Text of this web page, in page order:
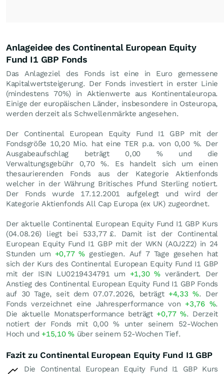
Anlageidee des Continental European Equity
Fund I1 GBP Fonds
Das Anlageziel des Fonds ist eine in Euro gemessene
Kapitalwertsteigerung. Der Fonds investiert in erster Linie
(mindestens 70%) in Aktienwerte aus Kontinentaleuropa.
Einige der europäischen Länder, insbesondere in Osteuropa,
werden derzeit als Schwellenmärkte angesehen.
Der Continental European Equity Fund I1 GBP mit der
Fondsgröße 10,20 Mio. hat eine TER p.a. von 0,00 %. Der
Ausgabeaufschlag beträgt 0,00 % und die
Verwaltungsgebühr 0,70 %. Es handelt sich um einen
thesaurierenden Fonds aus der Kategorie Aktienfonds
welcher in der Währung Britisches Pfund Sterling notiert.
Der Fonds wurde 17.12.2001 aufgelegt und wird der
Kategorie Aktienfonds All Cap Europa (ex UK) zugeordnet.
Der aktuelle Continental European Equity Fund I1 GBP Kurs
(04.08.26) liegt bei 533,77 £. Damit ist der Continental
European Equity Fund I1 GBP mit der WKN (A0J2Z2) in 24
Stunden um +0,77% gestiegen. Auf 7 Tage gesehen hat
sich der Kurs des Continental European Equity Fund I1 GBP
mit der ISIN LU0219434791 um +1,30%verändert. Der
Anstieg des Continental European Equity Fund I1 GBP Fonds
auf 30 Tage, seit dem 07.07.2026, beträgt +4,33 %. Der
Fonds verzeichnet eine Jahresperformance von +3,76 %.
Die aktuelle Monatsperformance beträgt +0,77%. Derzeit
notiert der Fonds mit 0,00%unter seinem 52-Wochen
Hoch und +15,10%über seinem 52-Wochen Tief.
Fazit zu Continental European Equity Fund I1 GBP
Die Continental European Equity Fund I1 GBP Kurs